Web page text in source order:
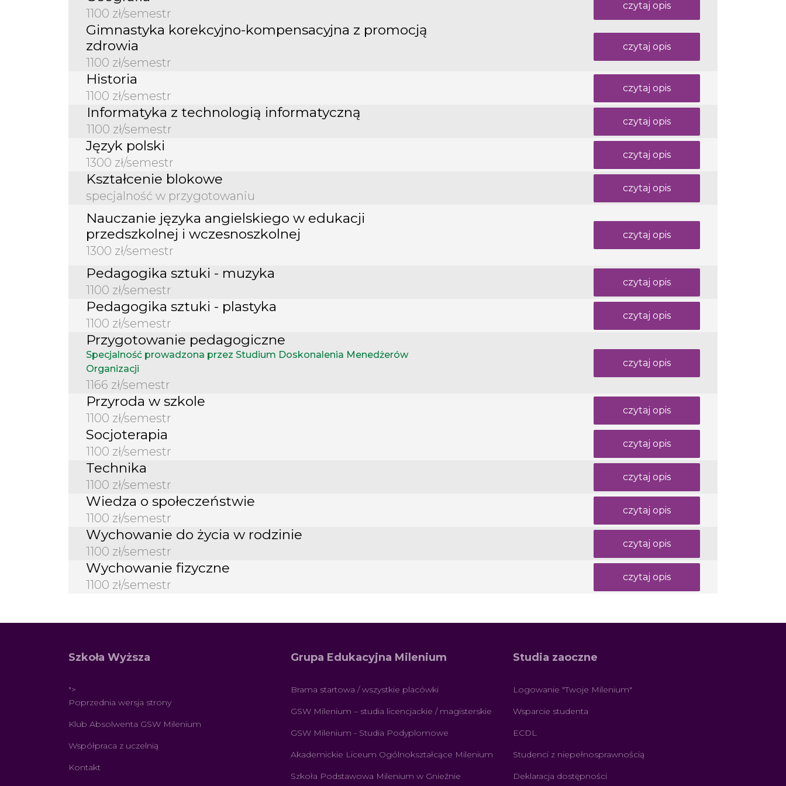
1100 zł/semestr
czytaj opis
Gimnastyka korekcyjno-kompensacyjna z promocją
zdrowia
1100 zł/semestr
czytaj opis
Historia
1100 zł/semestr
czytaj opis
Informatyka z technologią informatyczną
1100 zł/semestr
czytaj opis
Język polski
1300 zł/semestr
czytaj opis
Kształcenie blokowe
specjalność w przygotowaniu
czytaj opis
Nauczanie języka angielskiego w edukacji
przedszkolnej i wczesnoszkolnej
1300 zł/semestr
czytaj opis
Pedagogika sztuki - muzyka
1100 zł/semestr
czytaj opis
Pedagogika sztuki - plastyka
1100 zł/semestr
czytaj opis
Przygotowanie pedagogiczne
Specjalność prowadzona przez Studium Doskonalenia Menedżerów
Organizacji
1166 zł/semestr
czytaj opis
Przyroda w szkole
1100 zł/semestr
czytaj opis
Socjoterapia
1100 zł/semestr
czytaj opis
Technika
1100 zł/semestr
czytaj opis
Wiedza o społeczeństwie
1100 zł/semestr
czytaj opis
Wychowanie do życia w rodzinie
1100 zł/semestr
czytaj opis
Wychowanie fizyczne
1100 zł/semestr
czytaj opis
Szkoła Wyższa
">
Poprzednia wersja strony
Klub Absolwenta GSW Milenium
Współpraca z uczelnią
Kontakt
Grupa Edukacyjna Milenium
Brama startowa / wszystkie placówki
GSW Milenium – studia licencjackie / magisterskie
GSW Milenium - Studia Podyplomowe
Akademickie Liceum Ogólnokształcące Milenium
Szkoła Podstawowa Milenium w Gnieźnie
Studia zaoczne
Logowanie "Twoje Milenium"
Wsparcie studenta
ECDL
Studenci z niepełnosprawnością
Deklaracja dostępności